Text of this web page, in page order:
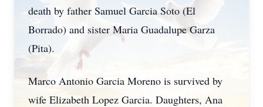
death by father Samuel Garcia Soto (El
Borrado) and sister Maria Guadalupe Garza
(Pita).
Marco Antonio Garcia Moreno is survived by
wife Elizabeth Lopez Garcia. Daughters, Ana